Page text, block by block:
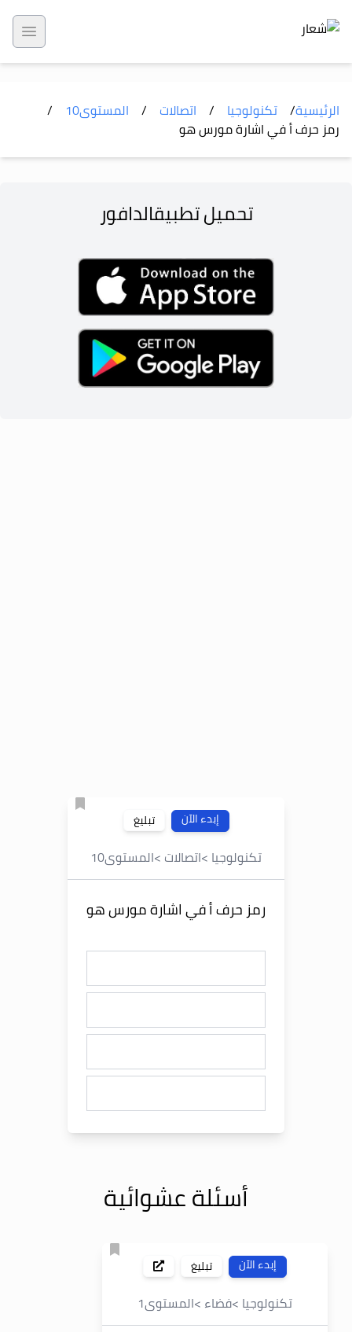
الرئيسية/ تكنولوجيا / اتصالات / المستوى10
/
رمز حرف أ في اشارة مورس هو
تحميل تطبيقالدافور
إبدء الآن تبليغ
تكنولوجيا >اتصالات >المستوى10
رمز حرف أ في اشارة مورس هو
أسئلة عشوائية
إبدء الآن تبليغ
تكنولوجيا >فضاء >المستوى1